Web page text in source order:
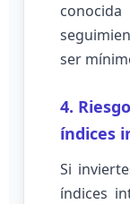
ser
4.
índices
Si
índices